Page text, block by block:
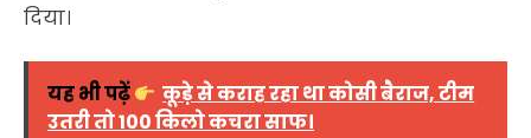
दिया।
यह भी पढ़ें
कूड़े से कराह रहा था कोसी बैराज, टीम
उतरी तो 100 किलो कचरा साफ।